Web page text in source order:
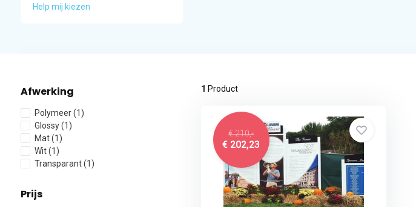
Help mij kiezen
Afwerking
Polymeer(1)
Glossy(1)
Mat(1)
Wit(1)
Transparant(1)
Prijs
1 Product
€ 210,-
€ 202,23